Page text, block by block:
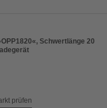
Schwertlänge 20
prüfen